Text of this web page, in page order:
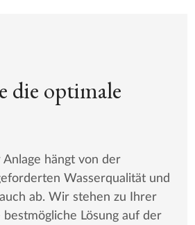
die optimale
hängt von der
Wasserqualität und
ab. Wir stehen zu Ihrer
Lösung auf der